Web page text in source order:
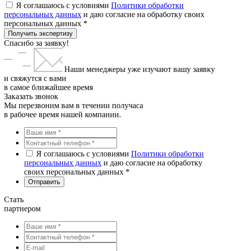
Я соглашаюсь с условиями Политики обработки
персональных данных и даю согласие на обработку своих
персональных данных *
Получить экспертизу
Спасибо за заявку!
Наши менеджеры уже изучают вашу заявку
и свяжутся с вами
в самое ближайшее время
Заказать звонок
Мы перезвоним вам в течении получаса
в рабочее время нашей компании.
Я соглашаюсь с условиями Политики обработки
персональных данных и даю согласие на обработку
своих персональных данных *
Стать
партнером